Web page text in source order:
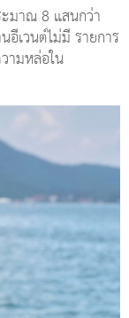
มาณ 8 แสนกว่า
อีเวนต์ไม่มี รายการ
ามหล่อใน